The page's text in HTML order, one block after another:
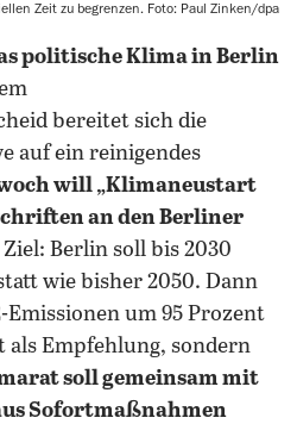
Zeit zu begrenzen. Foto: Paul Zinken/dpa
politische Klima in Berlin
bereitet sich die
auf ein reinigendes
will „Klimaneustart
an den Berliner
Ziel: Berlin soll bis 2030
wie bisher 2050. Dann
Emissionen um 95 Prozent
als Empfehlung, sondern
soll gemeinsam mit
Sofortmaßnahmen